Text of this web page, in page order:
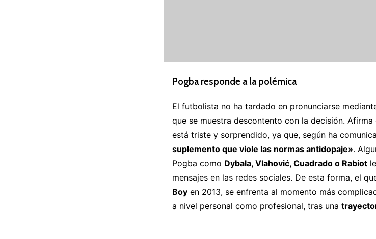
Pogba responde a la polémica
El futbolista no ha tardado en pronunciarse
que se muestra descontento con la decisión. Afirma
está triste y sorprendido, ya que, según ha
suplemento que viole las normas antidopaje».
Pogba como Dybala, Vlahović, Cuadrado o Rabiot
mensajes en las redes sociales. De esta forma, el
Boy en 2013, se enfrenta al momento más
a nivel personal como profesional, tras una